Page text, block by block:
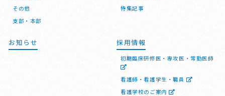
その他
支部・本部
特集記事
お知らせ 採用情報
初期臨床研修医・専攻医・常勤医師
看護師・看護学生・職員
看護学校のご案内